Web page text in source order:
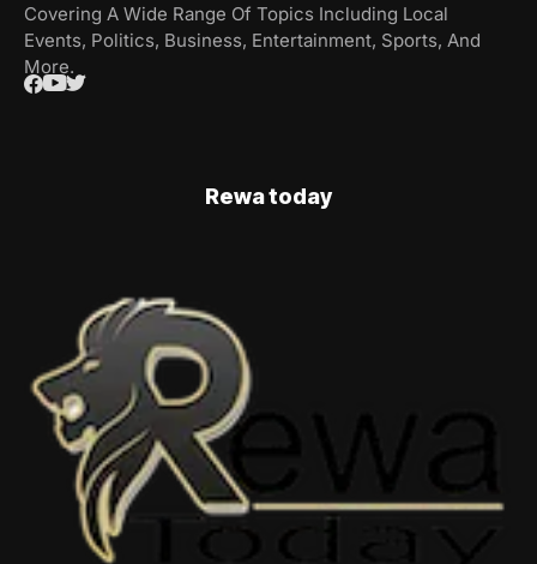
Covering A Wide Range Of Topics Including Local
Events, Politics, Business, Entertainment, Sports, And
More.
Rewa today